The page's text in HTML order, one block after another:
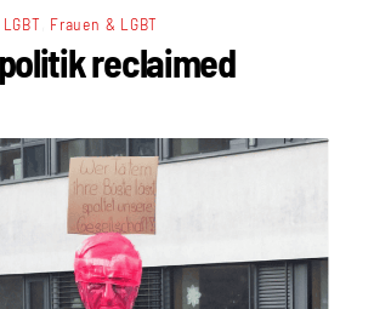
Frauen & LGBT
reclaimed